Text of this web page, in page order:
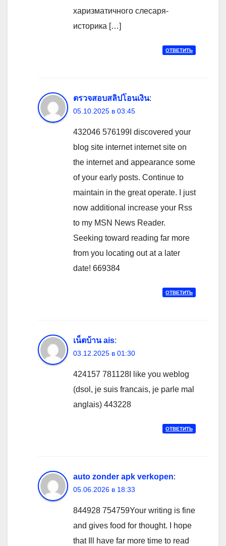
харизматичного слесаря-
историка […]
ОТВЕТИТЬ
ตรวจสอบสลิปโอนเงิน:
05.10.2025 в 03:45
432046 576199I discovered your
blog site internet internet site on
the internet and appearance some
of your early posts. Continue to
maintain in the great operate. I just
now additional increase your Rss
to my MSN News Reader.
Seeking toward reading far more
from you locating out at a later
date! 669384
ОТВЕТИТЬ
เน็ตบ้าน ais:
03.12.2025 в 01:30
424157 781128I like you weblog
(dsol, je suis francais, je parle mal
anglais) 443228
ОТВЕТИТЬ
auto zonder apk verkopen:
05.06.2026 в 18:33
844928 754759Your writing is fine
and gives food for thought. I hope
that Ill have far more time to read